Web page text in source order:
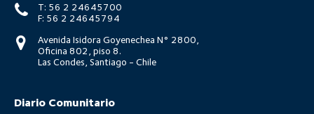
T: 56 2 24645700
F: 56 2 24645794
Avenida Isidora Goyenechea N° 2800,
Oficina 802, piso 8.
Las Condes, Santiago - Chile
Diario Comunitario